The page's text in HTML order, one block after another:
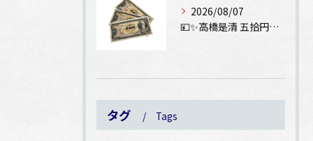
2026/08/07
💴✨高橋是清 五拾円紙幣をお買取りさせていただきました✨💴
タグ Tags